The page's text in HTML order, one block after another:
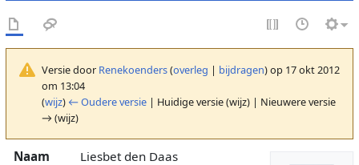
Versie door Renekoenders(overleg | bijdragen)op 17 okt 2012
om 13:04
(wijz) ← Oudere versie| Huidige versie (wijz) | Nieuwere versie
→ (wijz)
Naam Liesbet den Daas